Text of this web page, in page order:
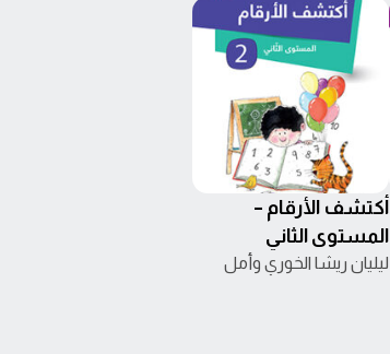
أكتشف الأرقام –
المستوى الثاني
ليليان ريشا الخوري وأمل